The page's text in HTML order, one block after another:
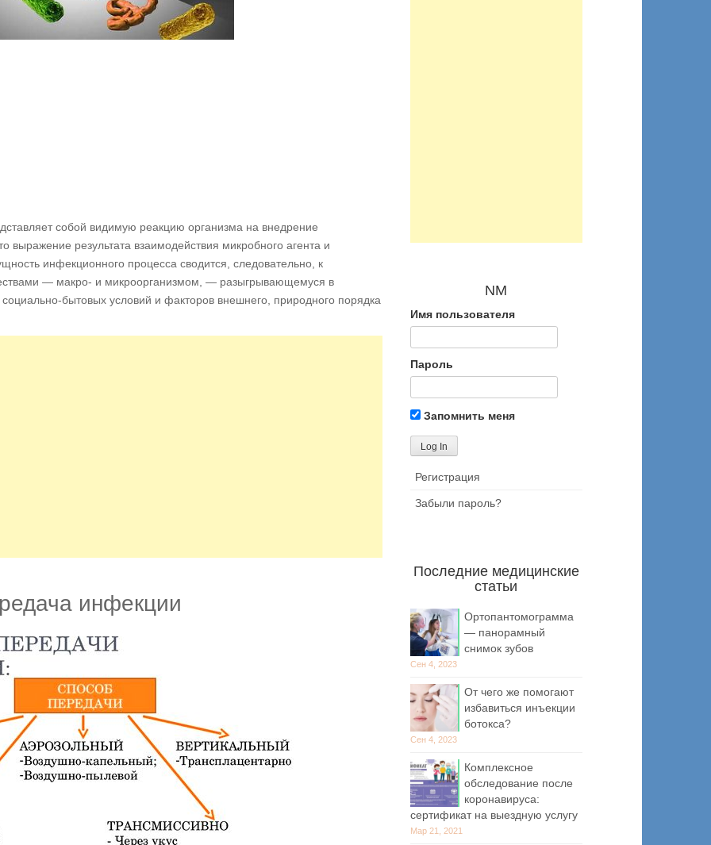
собой видимую реакцию организма на внедрение
результата взаимодействия микробного агента и
инфекционного процесса сводится, следовательно, к
— макро- и микроорганизмом, — разыгрывающемуся в
бытовых условий и факторов внешнего, природного порядка
инфекции
NM
Имя пользователя
Пароль
Запомнить меня
Регистрация
Забыли пароль?
Последние медицинские
статьи
Ортопантомограмма
— панорамный
снимок зубов
Сен 4, 2023
От чего же помогают
избавиться инъекции
ботокса?
Сен 4, 2023
Комплексное
обследование после
коронавируса:
сертификат на выездную услугу
Мар 21, 2021